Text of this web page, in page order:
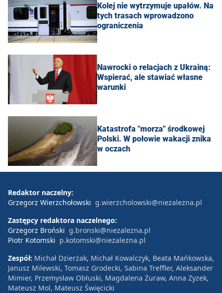
Kolej nie wytrzymuje upałów. Na
tych trasach wprowadzono
ograniczenia
Nawrocki o relacjach z Ukrainą:
Wspierać, ale stawiać własne
warunki
Katastrofa "morza" środkowej
Polski. W połowie wakacji znika
w oczach
Redaktor naczelny:
Grzegorz Wierzchołowski g.wierzcholowski@niezalezna.pl
Zastępcy redaktora naczelnego:
Grzegorz Broński g.bronski@niezalezna.pl
Piotr Kotomski p.kotomski@niezalezna.pl
Zespół: Michał Dzierżak, Michał Kowalczyk, Beata Mańkowska,
Janusz Milewski, Tomasz Grodecki, Sabina Treffler, Aleksander
Mimier, Przemysław Obłuski, Magdalena Żuraw, Anna Zyzek,
Mateusz Mol, Mateusz Święcicki